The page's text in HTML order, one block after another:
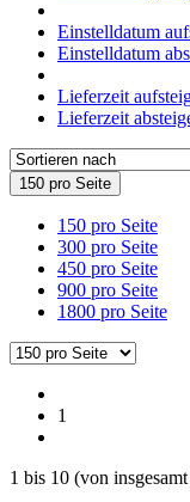
Einstelldatum
Einstelldatum
Lieferzeit
Lieferzeit
150 pro Seite
150 pro Seite
300 pro Seite
450 pro Seite
900 pro Seite
1800 pro Seite
1
1 bis 10 (von insgesamt